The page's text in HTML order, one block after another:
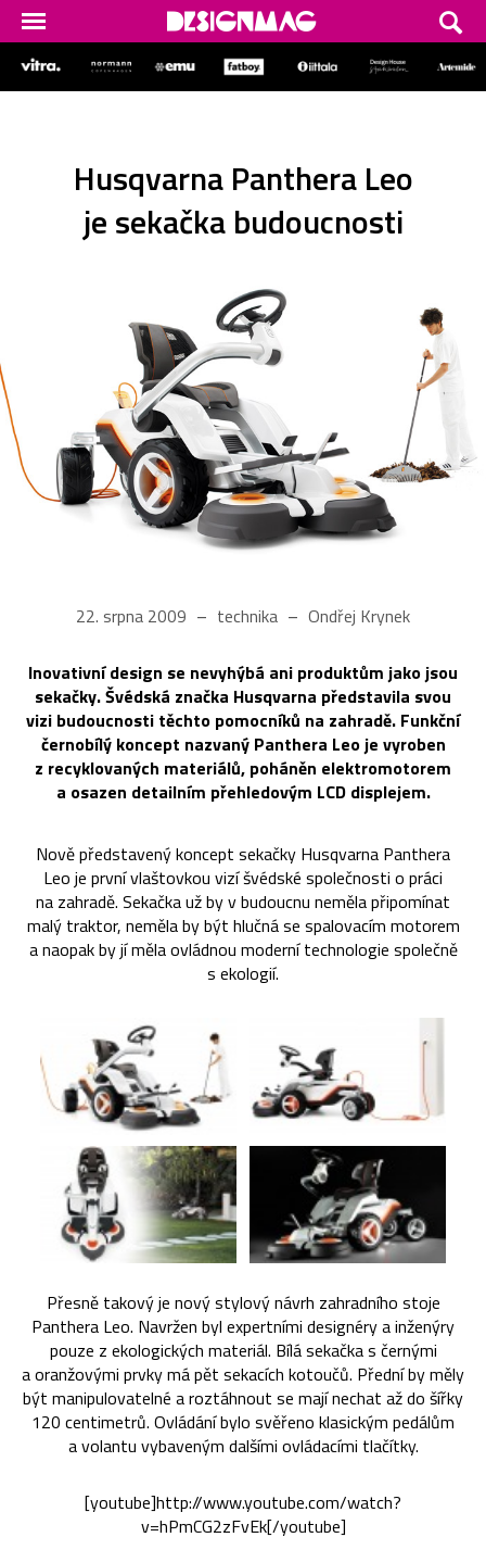
Husqvarna Panthera Leo
je sekačka budoucnosti
22. srpna 2009 technika Ondřej Krynek
Inovativní design se nevyhýbá ani produktům jako jsou
sekačky. Švédská značka Husqvarna představila svou
vizi budoucnosti těchto pomocníků na zahradě. Funkční
černobílý koncept nazvaný Panthera Leo je vyroben
z recyklovaných materiálů, poháněn elektromotorem
a osazen detailním přehledovým LCD displejem.
Nově představený koncept sekačky Husqvarna Panthera
Leo je první vlaštovkou vizí švédské společnosti o práci
na zahradě. Sekačka už by v budoucnu neměla připomínat
malý traktor, neměla by být hlučná se spalovacím motorem
a naopak by jí měla ovládnou moderní technologie společně
s ekologií.
Přesně takový je nový stylový návrh zahradního stoje
Panthera Leo. Navržen byl expertními designéry a inženýry
pouze z ekologických materiál. Bílá sekačka s černými
a oranžovými prvky má pět sekacích kotoučů. Přední by měly
být manipulovatelné a roztáhnout se mají nechat až do šířky
120 centimetrů. Ovládání bylo svěřeno klasickým pedálům
a volantu vybaveným dalšími ovládacími tlačítky.
[youtube]http://www.youtube.com/watch?
v=hPmCG2zFvEk[/youtube]